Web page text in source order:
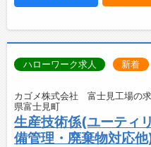
ハローワーク求人 新着
カゴメ株式会社 富士見工場の
県富士見町
生産技術係(ユーティ
備管理・廃棄物対応他